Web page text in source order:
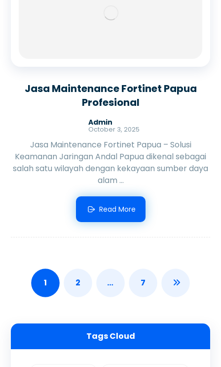
Jasa Maintenance Fortinet Papua
Profesional
Admin
October 3, 2025
Jasa Maintenance Fortinet Papua – Solusi
Keamanan Jaringan Andal Papua dikenal sebagai
salah satu wilayah dengan kekayaan sumber daya
alam ...
Read More
1 2 … 7
Tags Cloud